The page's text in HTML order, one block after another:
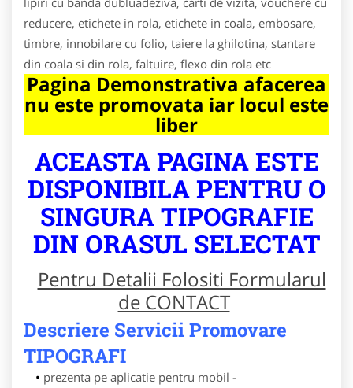
reducere, etichete in rola, etichete in coala, embosare,
timbre, innobilare cu folio, taiere la ghilotina, stantare
din coala si din rola, faltuire, flexo din rola etc
Pagina Demonstrativa afacerea
nu este promovata iar locul este
liber
ACEASTA PAGINA ESTE
DISPONIBILA PENTRU O
SINGURA TIPOGRAFIE
DIN ORASUL SELECTAT
Pentru Detalii Folositi Formularul
de CONTACT
Descriere Servicii Promovare
TIPOGRAFI
prezenta pe aplicatie pentru mobil -